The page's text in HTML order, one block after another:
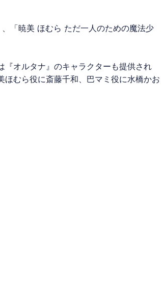
「暁美 ほむら ただ一人のための魔法少
『オルタナ』のキャラクターも提供され
むら役に斎藤千和、巴マミ役に水橋かお